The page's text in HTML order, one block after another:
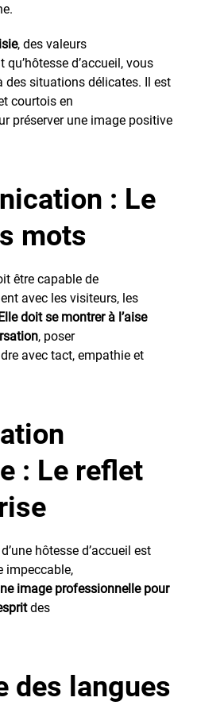
, des valeurs
d’accueil, vous
des situations délicates. Il est
courtois en
préserver une image positive
: Le
mots
être capable de
avec les visiteurs, les
doit se montrer à l’aise
, poser
avec tact, empathie et
: Le reflet
hôtesse d’accueil est
impeccable,
image professionnelle pour
des
des langues